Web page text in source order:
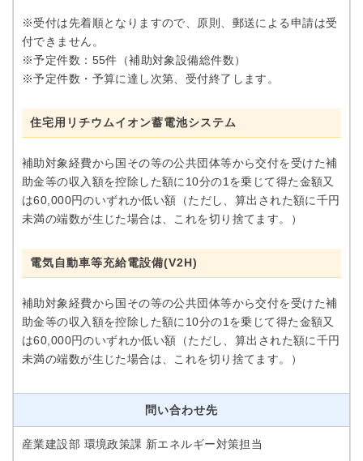
※受付は先着順となりますので、原則、郵送による申請は受
付できません。
※予定件数：55件（補助対象設備総件数）
※予定件数・予算に達し次第、受付終了します。
住宅用リチウムイオン蓄電池システム
補助対象経費から国その等の公共団体等から交付を受けた補
助金等の収入額を控除した額に10分の1を乗じて得た金額又
は60,000円のいずれか低い額（ただし、算出された額に千円
未満の端数が生じた場合は、これを切り捨てます。）
電気自動車等充給電設備(V2H)
補助対象経費から国その等の公共団体等から交付を受けた補
助金等の収入額を控除した額に10分の1を乗じて得た金額又
は60,000円のいずれか低い額（ただし、算出された額に千円
未満の端数が生じた場合は、これを切り捨てます。）
問い合わせ先
産業建設部 環境政策課 新エネルギー対策担当